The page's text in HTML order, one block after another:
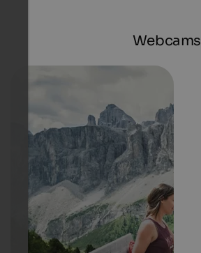
Webcams